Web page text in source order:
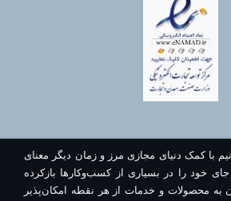
با کمک دنیای مجازی مرز و زمان دیگر معنای
جای خود را در بسیاری از کسب‌وکارها بازکرده
محصولات و خدمات از هر نقطه امکان‌پذیر